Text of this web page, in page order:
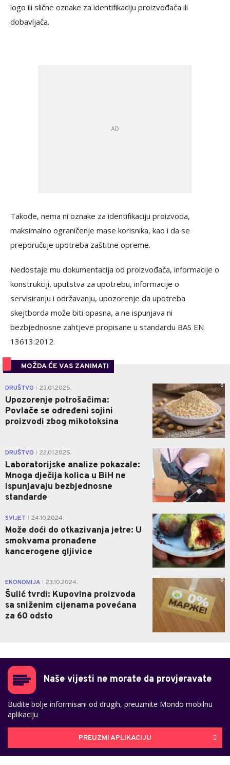
logo ili slične oznake za identifikaciju proizvođača ili
dobavljača.
Takođe, nema ni oznake za identifikaciju proizvoda,
maksimalno ograničenje mase korisnika, kao i da se
preporučuje upotreba zaštitne opreme.
Nedostaje mu dokumentacija od proizvođača, informacije o
konstrukciji, uputstva za upotrebu, informacije o
servisiranju i održavanju, upozorenje da upotreba
skejtborda može biti opasna, a ne ispunjava ni
bezbjednosne zahtjeve propisane u standardu BAS EN
13613:2012.
MOŽDA ĆE VAS ZANIMATI
DRUŠTVO 23.01.2025.
Upozorenje potrošačima:
Povlače se određeni sojini
proizvodi zbog mikotoksina
0
DRUŠTVO 22.01.2025.
Laboratorijske analize pokazale:
Mnoga dječija kolica u BiH ne
ispunjavaju bezbjednosne
standarde
0
SVIJET 24.10.2024.
Može doći do otkazivanja jetre: U
smokvama pronađene
kancerogene gljivice
0
EKONOMIJA 23.10.2024.
Šulić tvrdi: Kupovina proizvoda
sa sniženim cijenama povećana
za 60 odsto
0
Naše vijesti ne morate da provjeravate
Budite bolje informisani od drugih, preuzmite Mondo mobilnu
aplikaciju
PREUZMI APLIKACIJU